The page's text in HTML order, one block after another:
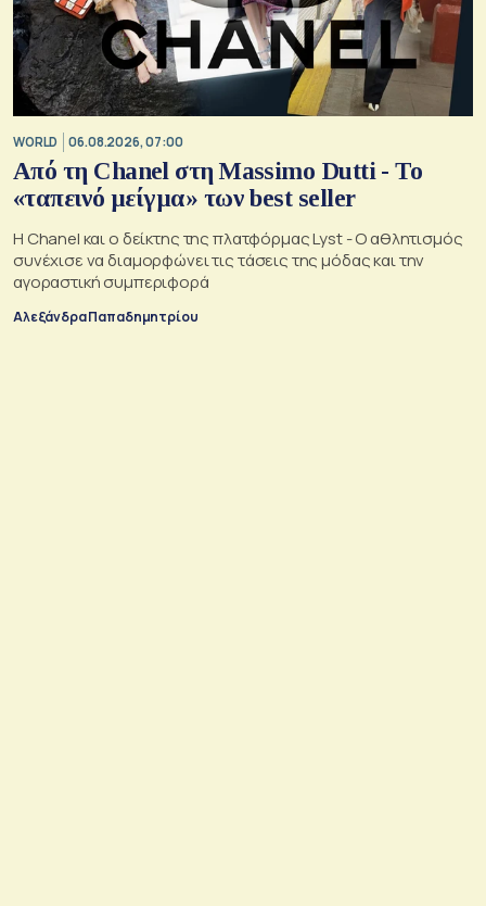
WORLD 06.08.2026, 07:00
Από τη Chanel στη Massimo Dutti - Το
«ταπεινό μείγμα» των best seller
Η Chanel και ο δείκτης της πλατφόρμας Lyst - Ο αθλητισμός
συνέχισε να διαμορφώνει τις τάσεις της μόδας και την
αγοραστική συμπεριφορά
Αλεξάνδρα Παπαδημητρίου